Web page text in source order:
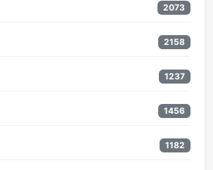
2073
2158
1237
1456
1182